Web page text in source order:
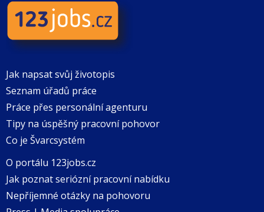
Jak napsat svůj životopis
Seznam úřadů práce
Práce přes personální agenturu
Tipy na úspěšný pracovní pohovor
Co je Švarcsystém
O portálu 123jobs.cz
Jak poznat seriózní pracovní nabídku
Nepříjemné otázky na pohovoru